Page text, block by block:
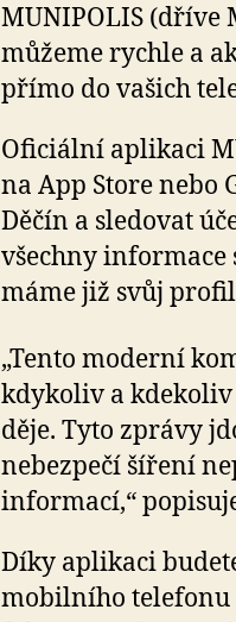
MUNIPOLIS (dříve
můžeme rychle a
přímo do vašich
Oficiální aplikaci
na App Store nebo
Děčín a sledovat
všechny informace
máme již svůj
„Tento moderní
kdykoliv a kdekoliv
děje. Tyto zprávy
nebezpečí šíření
informací,“
Díky aplikaci
mobilního telefonu